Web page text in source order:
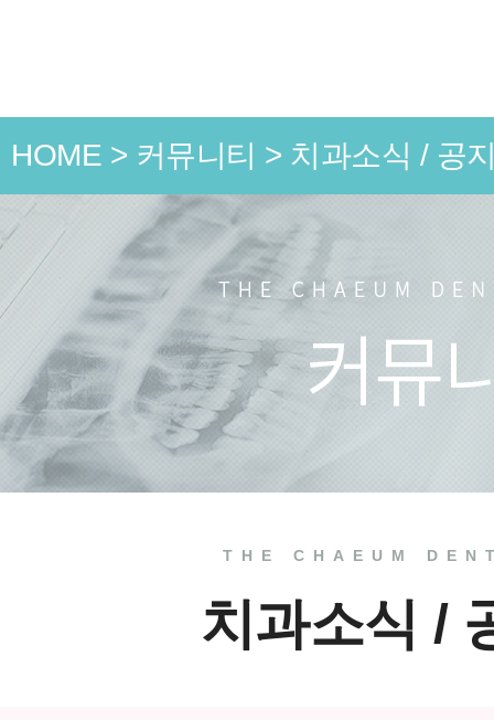
HOME > 커뮤니티 > 치과소식 / 공
치료 전
THE CHAEUM
치과소식 /